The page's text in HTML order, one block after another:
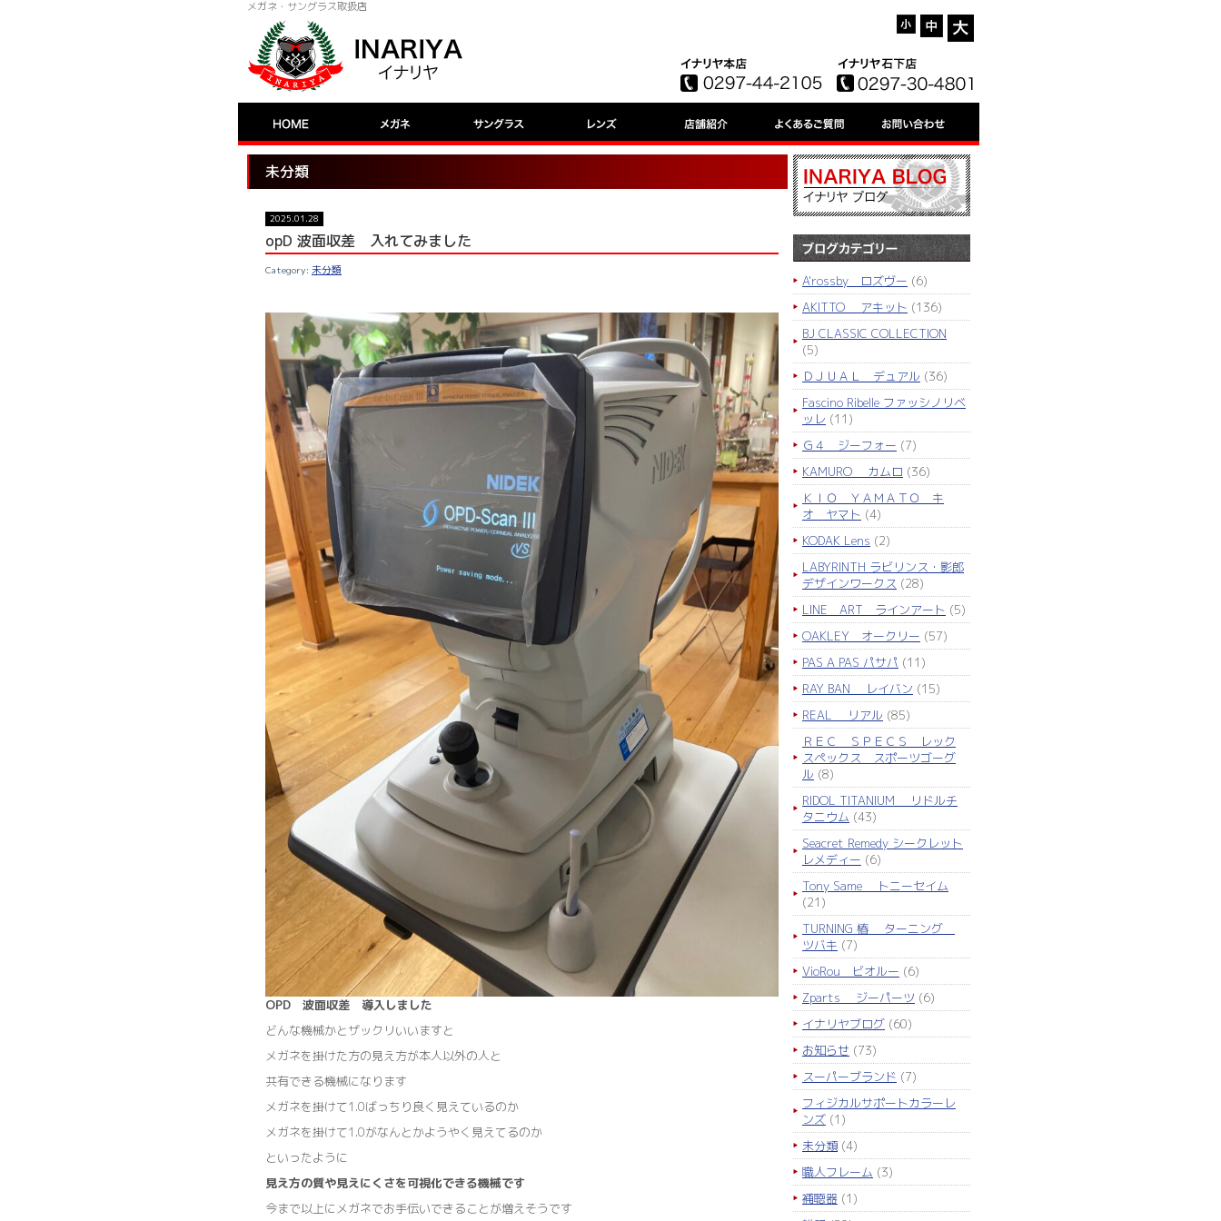
メガネ・サングラス取扱店
未分類
2025.01.28
未分類
opD 波面収差 入れてみました
OPD 波面収差
導入しました
どんな機械かとザックリいいますと
メガネを掛けた方の見え方が本人以外の人と
共有できる機械になります
メガネを掛けて1.0ばっちり良く見えているのか
メガネを掛けて1.0がなんとかようやく見えてるのか
といったように
見え方の質や見えにくさを可視化できる機械です
今まで以上にメガネでお手伝いできることが増えそうです
A'rossby ロズヴー (6)
AKITTO アキット (136)
BJ CLASSIC COLLECTION
(5)
ＤＪＵＡＬ デュアル (36)
Fascino Ribelle ファッシノリベ
ッレ (11)
Ｇ４ ジーフォー (7)
KAMURO カムロ (36)
ＫＩＯ ＹＡＭＡＴＯ キ
オ ヤマト (4)
KODAK Lens (2)
LABYRINTH ラビリンス・影郎
デザインワークス (28)
LINE ART ラインアート (5)
OAKLEY オークリー (57)
PAS A PAS パサパ (11)
RAY BAN レイバン (15)
REAL リアル (85)
ＲＥＣ ＳＰＥＣＳ レック
スペックス スポーツゴーグ
ル (8)
RIDOL TITANIUM リドルチ
タニウム (43)
Seacret Remedy シークレット
レメディー (6)
Tony Same トニーセイム
(21)
TURNING 椿 ターニング
ツバキ (7)
VioRou ビオルー (6)
Zparts ジーパーツ (6)
イナリヤブログ (60)
お知らせ (73)
スーパーブランド (7)
フィジカルサポートカラーレ
ンズ (1)
未分類 (4)
職人フレーム (3)
補聴器 (1)